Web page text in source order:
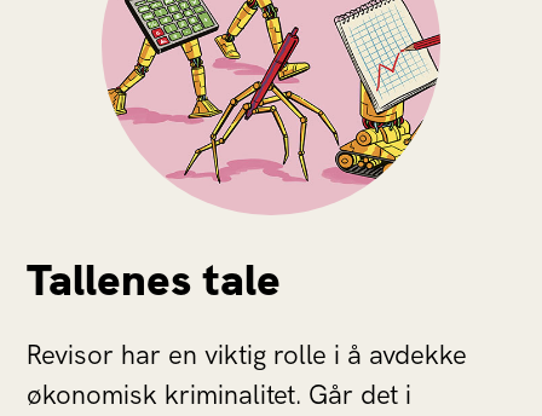
Tallenes tale
Revisor har en viktig rolle i å avdekke
økonomisk kriminalitet. Går det i